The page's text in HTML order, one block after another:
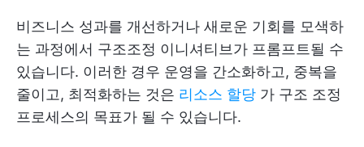
비즈니스 성과를 개선하거나 새로운 기회를 모색하
는 과정에서 구조조정 이니셔티브가 프롬프트될 수
있습니다. 이러한 경우 운영을 간소화하고, 중복을
줄이고, 최적화하는 것은 리소스 할당 가 구조 조정
프로세스의 목표가 될 수 있습니다.